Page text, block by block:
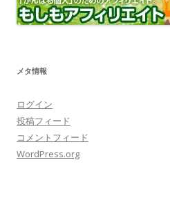
メタ情報
ログイン
投稿フィード
コメントフィード
WordPress.org